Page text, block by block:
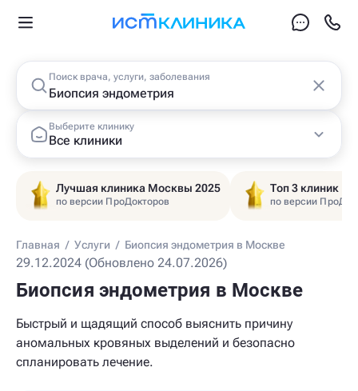
Поиск врача, услуги, заболевания
Выберите клинику
Все клиники
Лучшая клиника Москвы 2025
по версии ПроДокторов
Топ 3 клиник
по версии
Главная / Услуги / Биопсия эндометрия в Москве
29.12.2024 (Обновлено 24.07.2026)
Биопсия эндометрия в Москве
Быстрый и щадящий способ выяснить причину
аномальных кровяных выделений и безопасно
спланировать лечение.